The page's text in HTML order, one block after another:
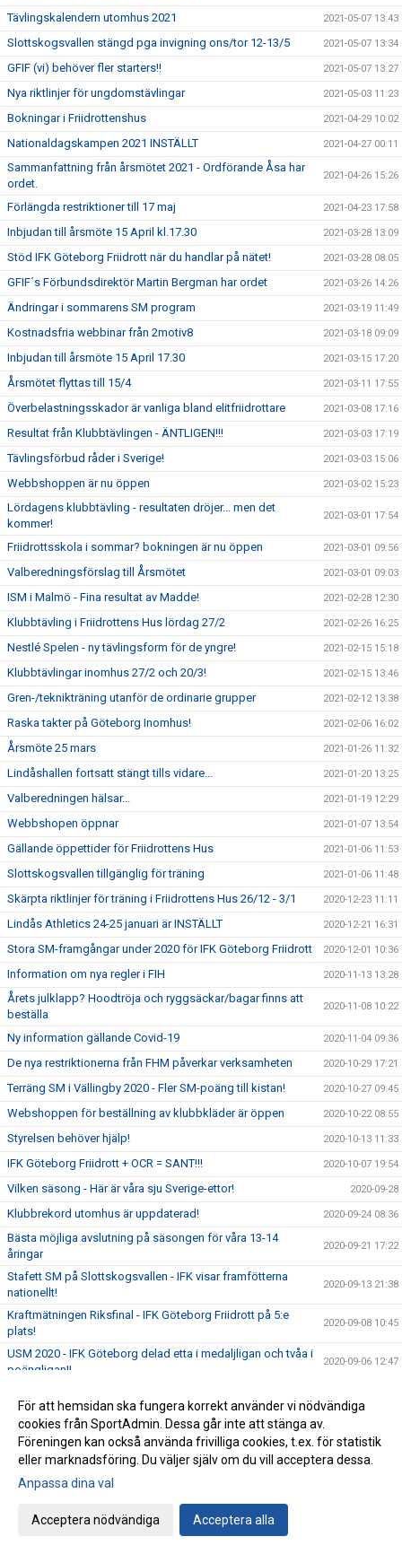
Tävlingskalendern utomhus 2021 2021-05-07 13:43
Slottskogsvallen stängd pga invigning ons/tor 12-13/5 2021-05-07 13:34
GFIF (vi) behöver fler starters!! 2021-05-07 13:27
Nya riktlinjer för ungdomstävlingar 2021-05-03 11:23
Bokningar i Friidrottenshus 2021-04-29 10:02
Nationaldagskampen 2021 INSTÄLLT 2021-04-27 00:11
Sammanfattning från årsmötet 2021 - Ordförande Åsa har
ordet.
2021-04-26 15:26
Förlängda restriktioner till 17 maj 2021-04-23 17:58
Inbjudan till årsmöte 15 April kl.17.30 2021-03-28 13:09
Stöd IFK Göteborg Friidrott när du handlar på nätet! 2021-03-28 08:05
GFIF´s Förbundsdirektör Martin Bergman har ordet 2021-03-26 14:26
Ändringar i sommarens SM program 2021-03-19 11:49
Kostnadsfria webbinar från 2motiv8 2021-03-18 09:09
Inbjudan till årsmöte 15 April 17.30 2021-03-15 17:20
Årsmötet flyttas till 15/4 2021-03-11 17:55
Överbelastningsskador är vanliga bland elitfriidrottare 2021-03-08 17:16
Resultat från Klubbtävlingen - ÄNTLIGEN!!! 2021-03-03 17:19
Tävlingsförbud råder i Sverige! 2021-03-03 15:06
Webbshoppen är nu öppen 2021-03-02 15:23
Lördagens klubbtävling - resultaten dröjer... men det
kommer!
2021-03-01 17:54
Friidrottsskola i sommar? bokningen är nu öppen 2021-03-01 09:56
Valberedningsförslag till Årsmötet 2021-03-01 09:03
ISM i Malmö - Fina resultat av Madde! 2021-02-28 12:30
Klubbtävling i Friidrottens Hus lördag 27/2 2021-02-26 16:25
Nestlé Spelen - ny tävlingsform för de yngre! 2021-02-15 15:18
Klubbtävlingar inomhus 27/2 och 20/3! 2021-02-15 13:46
Gren-/teknikträning utanför de ordinarie grupper 2021-02-12 13:38
Raska takter på Göteborg Inomhus! 2021-02-06 16:02
Årsmöte 25 mars 2021-01-26 11:32
Lindåshallen fortsatt stängt tills vidare... 2021-01-20 13:25
Valberedningen hälsar... 2021-01-19 12:29
Webbshopen öppnar 2021-01-07 13:54
Gällande öppettider för Friidrottens Hus 2021-01-06 11:53
Slottskogsvallen tillgänglig för träning 2021-01-06 11:48
Skärpta riktlinjer för träning i Friidrottens Hus 26/12 - 3/1 2020-12-23 11:11
Lindås Athletics 24-25 januari är INSTÄLLT 2020-12-21 16:31
Stora SM-framgångar under 2020 för IFK Göteborg Friidrott 2020-12-01 10:36
Information om nya regler i FIH 2020-11-13 13:28
Årets julklapp? Hoodtröja och ryggsäckar/bagar finns att
beställa
2020-11-08 10:22
Ny information gällande Covid-19 2020-11-04 09:36
De nya restriktionerna från FHM påverkar verksamheten 2020-10-29 17:21
Terräng SM i Vällingby 2020 - Fler SM-poäng till kistan! 2020-10-27 09:45
Webshoppen för beställning av klubbkläder är öppen 2020-10-22 08:55
Styrelsen behöver hjälp! 2020-10-13 11:33
IFK Göteborg Friidrott + OCR = SANT!!! 2020-10-07 19:54
Vilken säsong - Här är våra sju Sverige-ettor! 2020-09-28
Klubbrekord utomhus är uppdaterad! 2020-09-24 08:36
Bästa möjliga avslutning på säsongen för våra 13-14
åringar
2020-09-21 17:22
Stafett SM på Slottskogsvallen - IFK visar framfötterna
nationellt!
2020-09-13 21:38
Kraftmätningen Riksfinal - IFK Göteborg Friidrott på 5:e
plats!
2020-09-08 10:45
USM 2020 - IFK Göteborg delad etta i medaljligan och tvåa i
poängligan!!
2020-09-06 12:47
Dags för riksfinal i Kraftmätningen 5 september 2020
USM Hoppgrenar i Sollentuna - Två medaljer bärgades! 2020-08-30 08:33
JSM/USM Kastgrenar - Norrköping
Senior SM i Uppsala
Välkommen till årets IFK:dag och klubbfest 2020
För att hemsidan ska fungera korrekt använder vi nödvändiga
cookies från SportAdmin. Dessa går inte att stänga av.
Föreningen kan också använda frivilliga cookies, t.ex. för statistik
eller marknadsföring. Du väljer själv om du vill acceptera dessa.
Anpassa dina val
Acceptera nödvändiga Acceptera alla